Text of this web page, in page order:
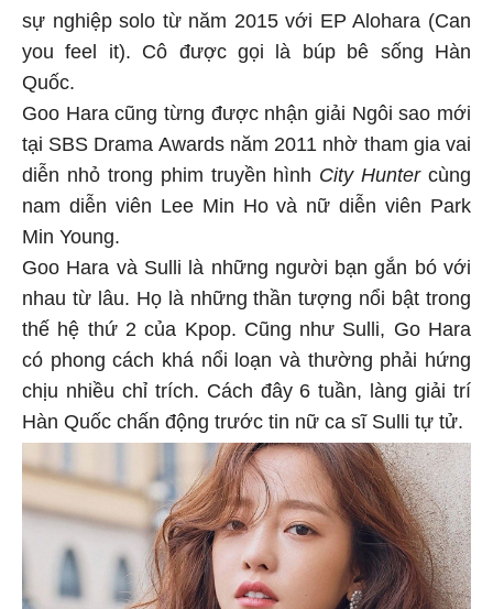
sự nghiệp solo từ năm 2015 với EP Alohara (Can
you feel it). Cô được gọi là búp bê sống Hàn
Quốc.
Goo Hara cũng từng được nhận giải Ngôi sao mới
tại SBS Drama Awards năm 2011 nhờ tham gia vai
diễn nhỏ trong phim truyền hình City Huntercùng
nam diễn viên Lee Min Ho và nữ diễn viên Park
Min Young.
Goo Hara và Sulli là những người bạn gắn bó với
nhau từ lâu. Họ là những thần tượng nổi bật trong
thế hệ thứ 2 của Kpop. Cũng như Sulli, Go Hara
có phong cách khá nổi loạn và thường phải hứng
chịu nhiều chỉ trích. Cách đây 6 tuần, làng giải trí
Hàn Quốc chấn động trước tin nữ ca sĩ Sulli tự tử.